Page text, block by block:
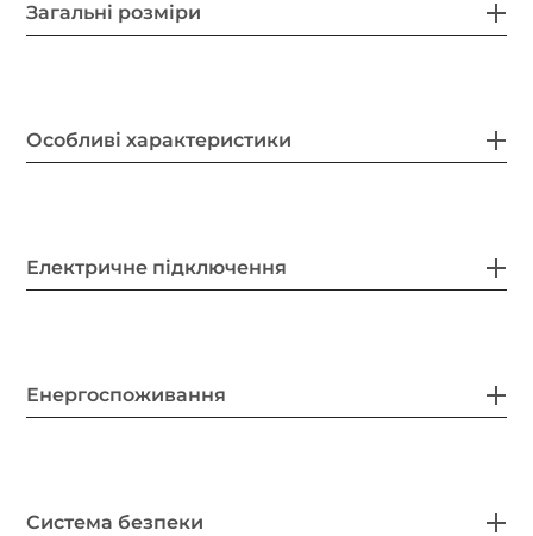
Загальні розміри
Особливі характеристики
Електричне підключення
Енергоспоживання
Система безпеки